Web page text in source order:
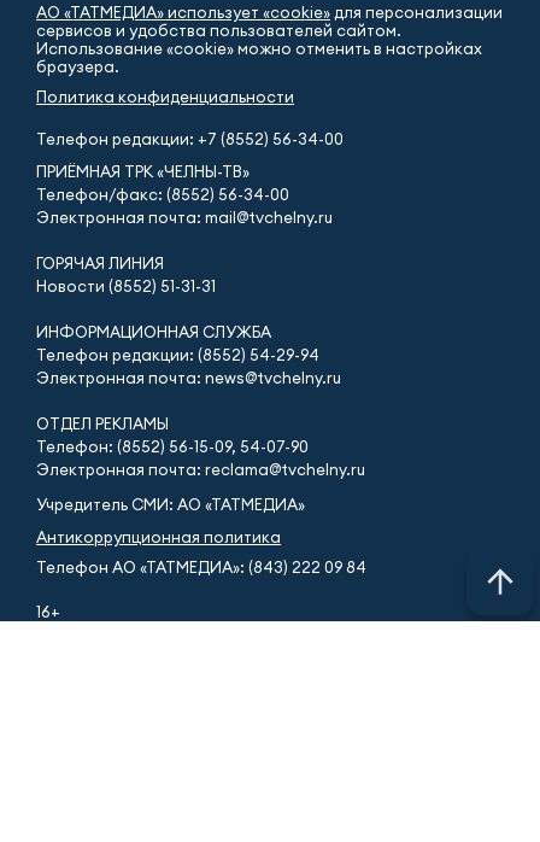
АО «ТАТМЕДИА» использует «cookie» для персонализации
сервисов и удобства пользователей сайтом.
Использование «cookie» можно отменить в настройках
браузера.
Политика конфиденциальности
Телефон редакции: +7 (8552) 56-34-00
ПРИЁМНАЯ ТРК «ЧЕЛНЫ-ТВ»
Телефон/факс: (8552) 56-34-00
Электронная почта: mail@tvchelny.ru
ГОРЯЧАЯ ЛИНИЯ
Новости (8552) 51-31-31
ИНФОРМАЦИОННАЯ СЛУЖБА
Телефон редакции: (8552) 54-29-94
Электронная почта: news@tvchelny.ru
ОТДЕЛ РЕКЛАМЫ
Телефон: (8552) 56-15-09, 54-07-90
Электронная почта: reclama@tvchelny.ru
Учредитель СМИ: АО «ТАТМЕДИА»
Антикоррупционная политика
Телефон АО «ТАТМЕДИА»: (843) 222 09 84
16+